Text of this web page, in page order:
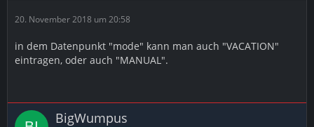
20. November 2018 um 20:58
in dem Datenpunkt "mode" kann man auch "VACATION"
eintragen, oder auch "MANUAL".
BigWumpus